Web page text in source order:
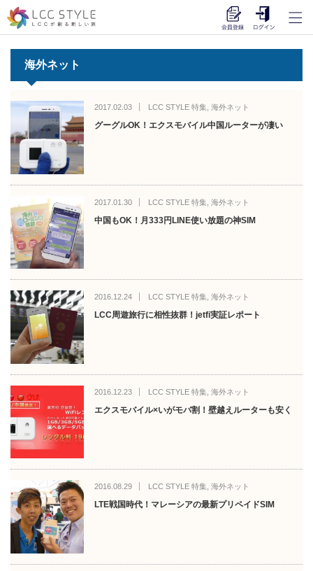
海外ネット
2017.02.03 LCC STYLE 特集, 海外ネット
グーグルOK！エクスモバイル中国ルーターが凄い
2017.01.30 LCC STYLE 特集, 海外ネット
中国もOK！月333円LINE使い放題の神SIM
2016.12.24 LCC STYLE 特集, 海外ネット
LCC周遊旅行に相性抜群！jetfi実証レポート
2016.12.23 LCC STYLE 特集, 海外ネット
エクスモバイル×いがモバ割！壁越えルーターも安く
2016.08.29 LCC STYLE 特集, 海外ネット
LTE戦国時代！マレーシアの最新プリペイドSIM